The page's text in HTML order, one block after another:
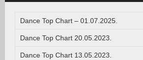
Dance Top Chart – 01.07.2025.
Dance Top Chart 20.05.2023.
Dance Top Chart 13.05.2023.